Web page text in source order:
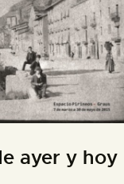
ayer y hoy